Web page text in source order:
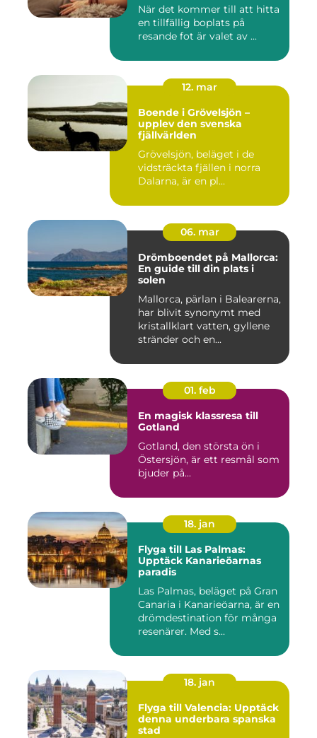
När det kommer till att hitta
en tillfällig boplats på
resande fot är valet av ...
12. mar
Boende i Grövelsjön –
upplev den svenska
fjällvärlden
Grövelsjön, beläget i de
vidsträckta fjällen i norra
Dalarna, är en pl...
06. mar
Drömboendet på Mallorca:
En guide till din plats i
solen
Mallorca, pärlan i Balearerna,
har blivit synonymt med
kristallklart vatten, gyllene
stränder och en...
01. feb
En magisk klassresa till
Gotland
Gotland, den största ön i
Östersjön, är ett resmål som
bjuder på...
18. jan
Flyga till Las Palmas:
Upptäck Kanarieöarnas
paradis
Las Palmas, beläget på Gran
Canaria i Kanarieöarna, är en
drömdestination för många
resenärer. Med s...
18. jan
Flyga till Valencia: Upptäck
denna underbara spanska
stad